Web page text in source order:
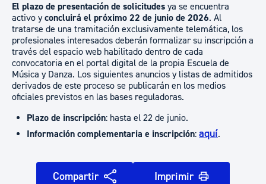
El plazo de presentación de solicitudes ya se encuentra
activo yconcluirá el próximo 22 de junio de 2026. Al
tratarse de una tramitación exclusivamente telemática, los
profesionales interesados deberán formalizar su inscripción a
través del espacio web habilitado dentro de cada
convocatoria en el portal digital de la propia Escuela de
Música y Danza. Los siguientes anuncios y listas de admitidos
derivados de este proceso se publicarán en los medios
oficiales previstos en las bases reguladoras.
Plazo de inscripción: hasta el 22 de junio.
Información complementaria e inscripción: aquí.
Compartir Imprimir